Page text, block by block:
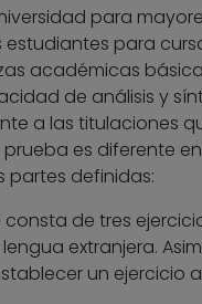
para
para
académicas
de análisis y
a las titulaciones
es diferente
partes definidas:
de tres
extranjera.
un ejercicio